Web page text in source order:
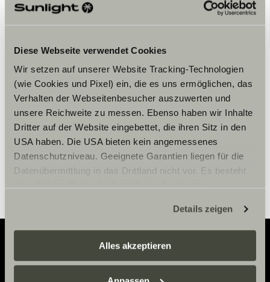
Diese Webseite verwendet Cookies
Wir setzen auf unserer Website Tracking-Technologien
(wie Cookies und Pixel) ein, die es uns ermöglichen, das
Verhalten der Webseitenbesucher auszuwerten und
unsere Reichweite zu messen. Ebenso haben wir Inhalte
Dritter auf der Website eingebettet, die ihren Sitz in den
USA haben. Die USA bieten kein angemessenes
Datenschutzniveau. Geeignete Garantien liegen für die
Datenübermittlung in das Drittland nicht vor. Es besteht
zustehen. Eingesetzte Dienstleister können Daten für
eigene Zwecke verarbeiten und mit anderen Daten
zusammenführen. Weitere Informationen finden Sie hier:
Datenschutzerklärung
Details zeigen
Alles akzeptieren
Bitte akzeptiere die Marketing-
Cookies, um die Inhalte zu sehen.
Cookie-Einstellungen
Adventure